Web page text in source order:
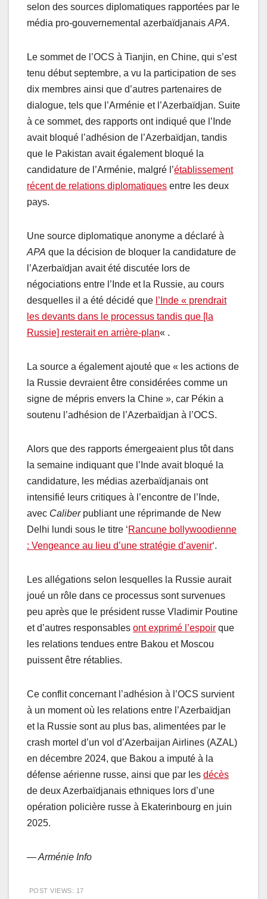
selon des sources diplomatiques rapportées par le
média pro-gouvernemental azerbaïdjanais APA.
Le sommet de l’OCS à Tianjin, en Chine, qui s’est
tenu début septembre, a vu la participation de ses
dix membres ainsi que d’autres partenaires de
dialogue, tels que l’Arménie et l’Azerbaïdjan. Suite
à ce sommet, des rapports ont indiqué que l’Inde
avait bloqué l’adhésion de l’Azerbaïdjan, tandis
que le Pakistan avait également bloqué la
candidature de l’Arménie, malgré l’établissement
récent de relations diplomatiques entre les deux
pays.
Une source diplomatique anonyme a déclaré à
APA que la décision de bloquer la candidature de
l’Azerbaïdjan avait été discutée lors de
négociations entre l’Inde et la Russie, au cours
desquelles il a été décidé que l’Inde « prendrait
les devants dans le processus tandis que [la
Russie] resterait en arrière-plan« .
La source a également ajouté que « les actions de
la Russie devraient être considérées comme un
signe de mépris envers la Chine », car Pékin a
soutenu l’adhésion de l’Azerbaïdjan à l’OCS.
Alors que des rapports émergeaient plus tôt dans
la semaine indiquant que l’Inde avait bloqué la
candidature, les médias azerbaïdjanais ont
intensifié leurs critiques à l’encontre de l’Inde,
avec Caliberpubliant une réprimande de New
Delhi lundi sous le titre ‘Rancune bollywoodienne
: Vengeance au lieu d’une stratégie d’avenir‘.
Les allégations selon lesquelles la Russie aurait
joué un rôle dans ce processus sont survenues
peu après que le président russe Vladimir Poutine
et d’autres responsables ont exprimé l’espoir que
les relations tendues entre Bakou et Moscou
puissent être rétablies.
Ce conflit concernant l’adhésion à l’OCS survient
à un moment où les relations entre l’Azerbaïdjan
et la Russie sont au plus bas, alimentées par le
crash mortel d’un vol d’Azerbaijan Airlines (AZAL)
en décembre 2024, que Bakou a imputé à la
défense aérienne russe, ainsi que par les décès
de deux Azerbaïdjanais ethniques lors d’une
opération policière russe à Ekaterinbourg en juin
2025.
— Arménie Info
POST VIEWS: 17